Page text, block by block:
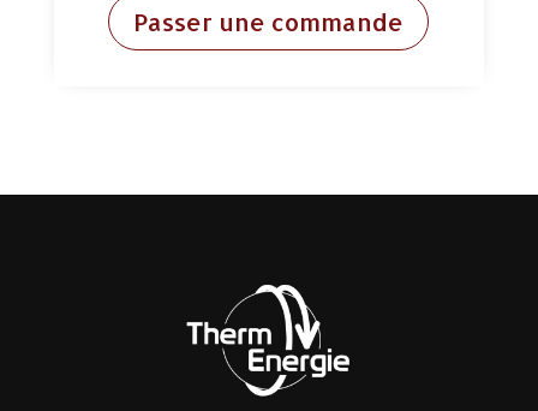
Passer une commande